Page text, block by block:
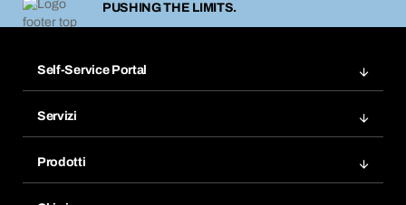
PUSHING THE LIMITS.
Self-Service Portal
Modelli d'ordine
Acquista di nuovo
Servizi
Prodotti